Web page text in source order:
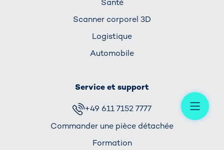
Scanner corporel 3D
Logistique
Automobile
Service et support
+49 611 7152 7777
Commander une pièce détachée
Formation